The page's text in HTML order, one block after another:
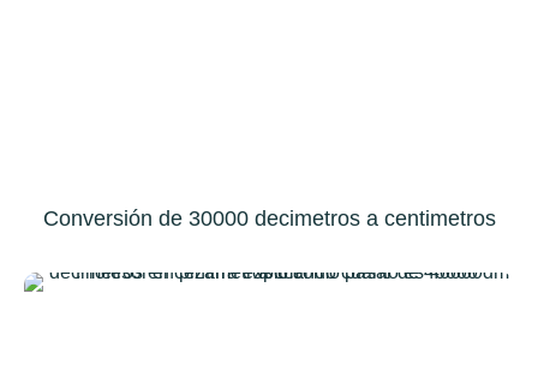
Conversión de 30000 decimetros a centimetros